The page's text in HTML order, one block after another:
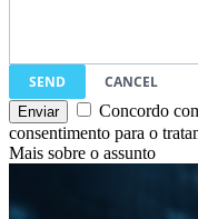
SEND
CANCEL
Concordo
consentimento para o
Mais sobre o assunto